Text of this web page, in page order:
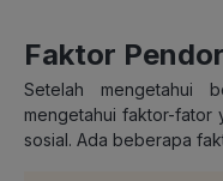
Faktor
Setelah mengetahui
mengetahui faktor-fator
sosial. Ada beberapa